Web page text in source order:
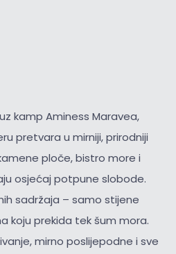
kamp Aminess Maravea,
pretvara u mirniji, prirodniji
ploče, bistro more i
osjećaj potpune slobode.
sadržaja – samo stijene
koju prekida tek šum mora.
mirno poslijepodne i sve